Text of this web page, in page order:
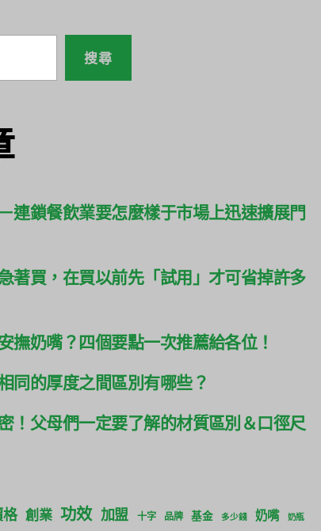
搜尋
連鎖餐飲業要怎麼樣于市場上迅速擴展門
著買，在買以前先「試用」才可省掉許多
撫奶嘴？四個要點一次推薦給各位！
同的厚度之間區別有哪些？
！父母們一定要了解的材質區別＆口徑尺
創業 功效 加盟 十字 品牌 基金 多少錢 奶嘴 奶瓶